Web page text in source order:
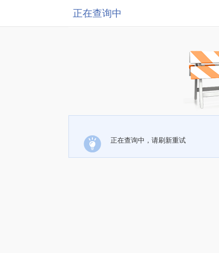
正在查询中
正在查询中，请刷新重试